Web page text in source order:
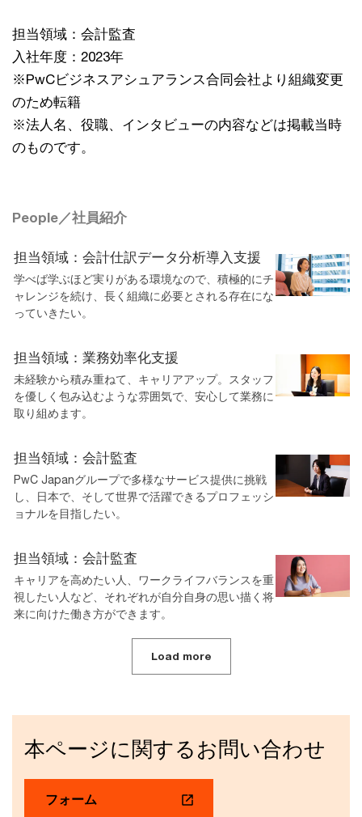
担当領域：会計監査
入社年度：2023年
※PwCビジネスアシュアランス合同会社より組織変更
のため転籍
※法人名、役職、インタビューの内容などは掲載当時
のものです。
People／社員紹介
担当領域：会計仕訳データ分析導入支援
学べば学ぶほど実りがある環境なので、積極的にチ
ャレンジを続け、長く組織に必要とされる存在にな
っていきたい。
担当領域：業務効率化支援
未経験から積み重ねて、キャリアアップ。スタッフ
を優しく包み込むような雰囲気で、安心して業務に
取り組めます。
担当領域：会計監査
PwC Japanグループで多様なサービス提供に挑戦
し、日本で、そして世界で活躍できるプロフェッシ
ョナルを目指したい。
担当領域：会計監査
キャリアを高めたい人、ワークライフバランスを重
視したい人など、それぞれが自分自身の思い描く将
来に向けた働き方ができます。
Load more
本ページに関するお問い合わせ
フォーム